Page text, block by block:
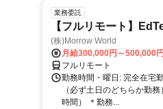
業務委託
【フルリモート】
(株)Morrow World
月給300,000円～500,000円
フルリモート
勤務時間・曜日: 完全在宅
（必ず土日のどちらか勤
時間） ＊勤務...